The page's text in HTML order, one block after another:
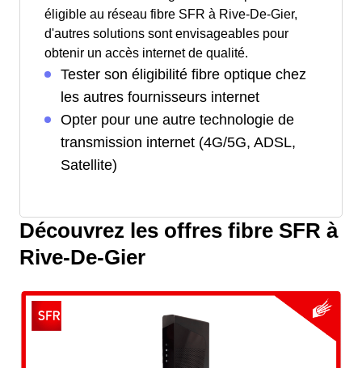
éligible au réseau fibre SFR à Rive-De-Gier,
d'autres solutions sont envisageables pour
obtenir un accès internet de qualité.
Tester son éligibilité fibre optique chez
les autres fournisseurs internet
Opter pour une autre technologie de
transmission internet (4G/5G, ADSL,
Satellite)
Découvrez les offres fibre SFR à
Rive-De-Gier